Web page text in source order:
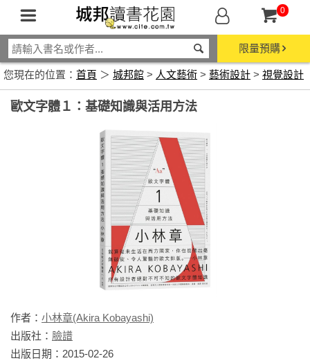
0
限量預購
您現在的位置： 首頁 ＞ 城邦館 > 人文藝術 > 藝術設計 > 視覺設計
歐文字體１：基礎知識與活用方法
作者： 小林章(Akira Kobayashi)
出版社： 臉譜
出版日期：2015-02-26